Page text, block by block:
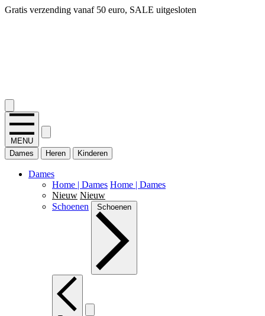
14 dagen bedenktijd, snel geld terug!
MENU
Dames
Heren Kinderen
Dames
Home | Dames Home | Dames
Nieuw Nieuw
Schoenen
Schoenen